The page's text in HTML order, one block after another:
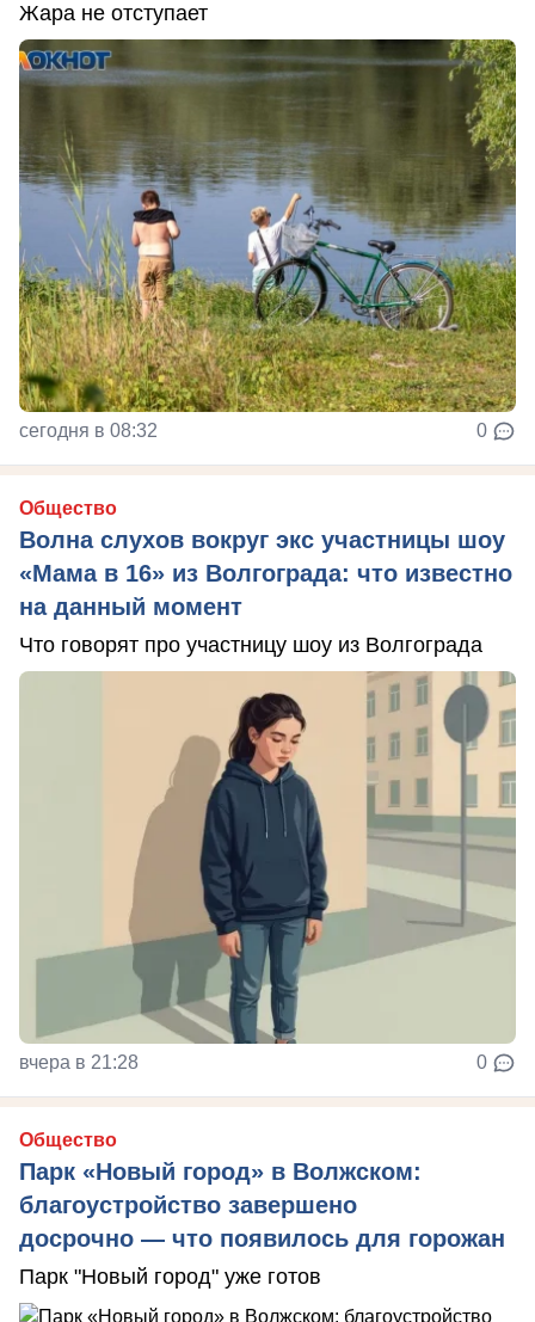
Жара не отступает
сегодня в 08:32 0
Общество
Волна слухов вокруг экс участницы шоу
«Мама в 16» из Волгограда: что известно
на данный момент
Что говорят про участницу шоу из Волгограда
вчера в 21:28 0
Общество
Парк «Новый город» в Волжском:
благоустройство завершено
досрочно — что появилось для горожан
Парк "Новый город" уже готов